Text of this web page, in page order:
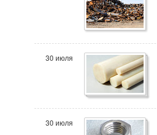
30 июля
30 июля